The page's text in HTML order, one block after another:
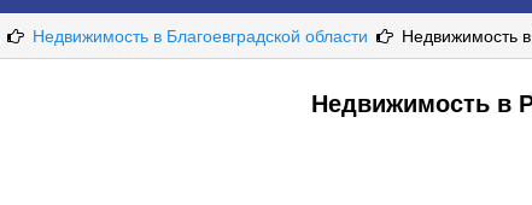
Недвижимость в Благоевградской области Недвижимость
Недвижимость в